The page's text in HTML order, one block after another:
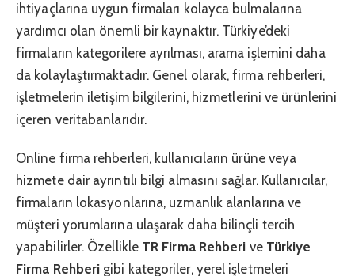
ihtiyaçlarına uygun firmaları kolayca bulmalarına
yardımcı olan önemli bir kaynaktır. Türkiye’deki
firmaların kategorilere ayrılması, arama işlemini daha
da kolaylaştırmaktadır. Genel olarak, firma rehberleri,
işletmelerin iletişim bilgilerini, hizmetlerini ve ürünlerini
içeren veritabanlarıdır.
Online firma rehberleri, kullanıcıların ürüne veya
hizmete dair ayrıntılı bilgi almasını sağlar. Kullanıcılar,
firmaların lokasyonlarına, uzmanlık alanlarına ve
müşteri yorumlarına ulaşarak daha bilinçli tercih
yapabilirler. Özellikle TR Firma Rehberi ve Türkiye
Firma Rehberi gibi kategoriler, yerel işletmeleri